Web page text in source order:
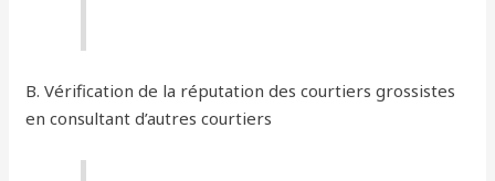
B. Vérification de la réputation des courtiers grossistes
en consultant d’autres courtiers